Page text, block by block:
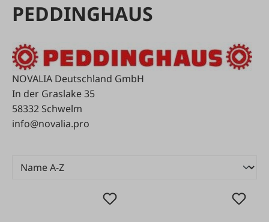
PEDDINGHAUS
NOVALIA Deutschland GmbH
In der Graslake 35
58332 Schwelm
info@novalia.pro